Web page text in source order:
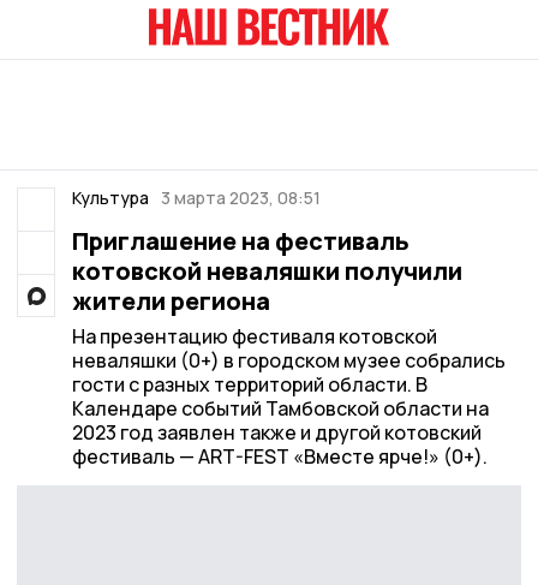
Культура 3 марта 2023, 08:51
Приглашение на фестиваль
котовской неваляшки получили
жители региона
На презентацию фестиваля котовской
неваляшки (0+) в городском музее собрались
гости с разных территорий области. В
Календаре событий Тамбовской области на
2023 год заявлен также и другой котовский
фестиваль — ART-FEST «Вместе ярче!» (0+).